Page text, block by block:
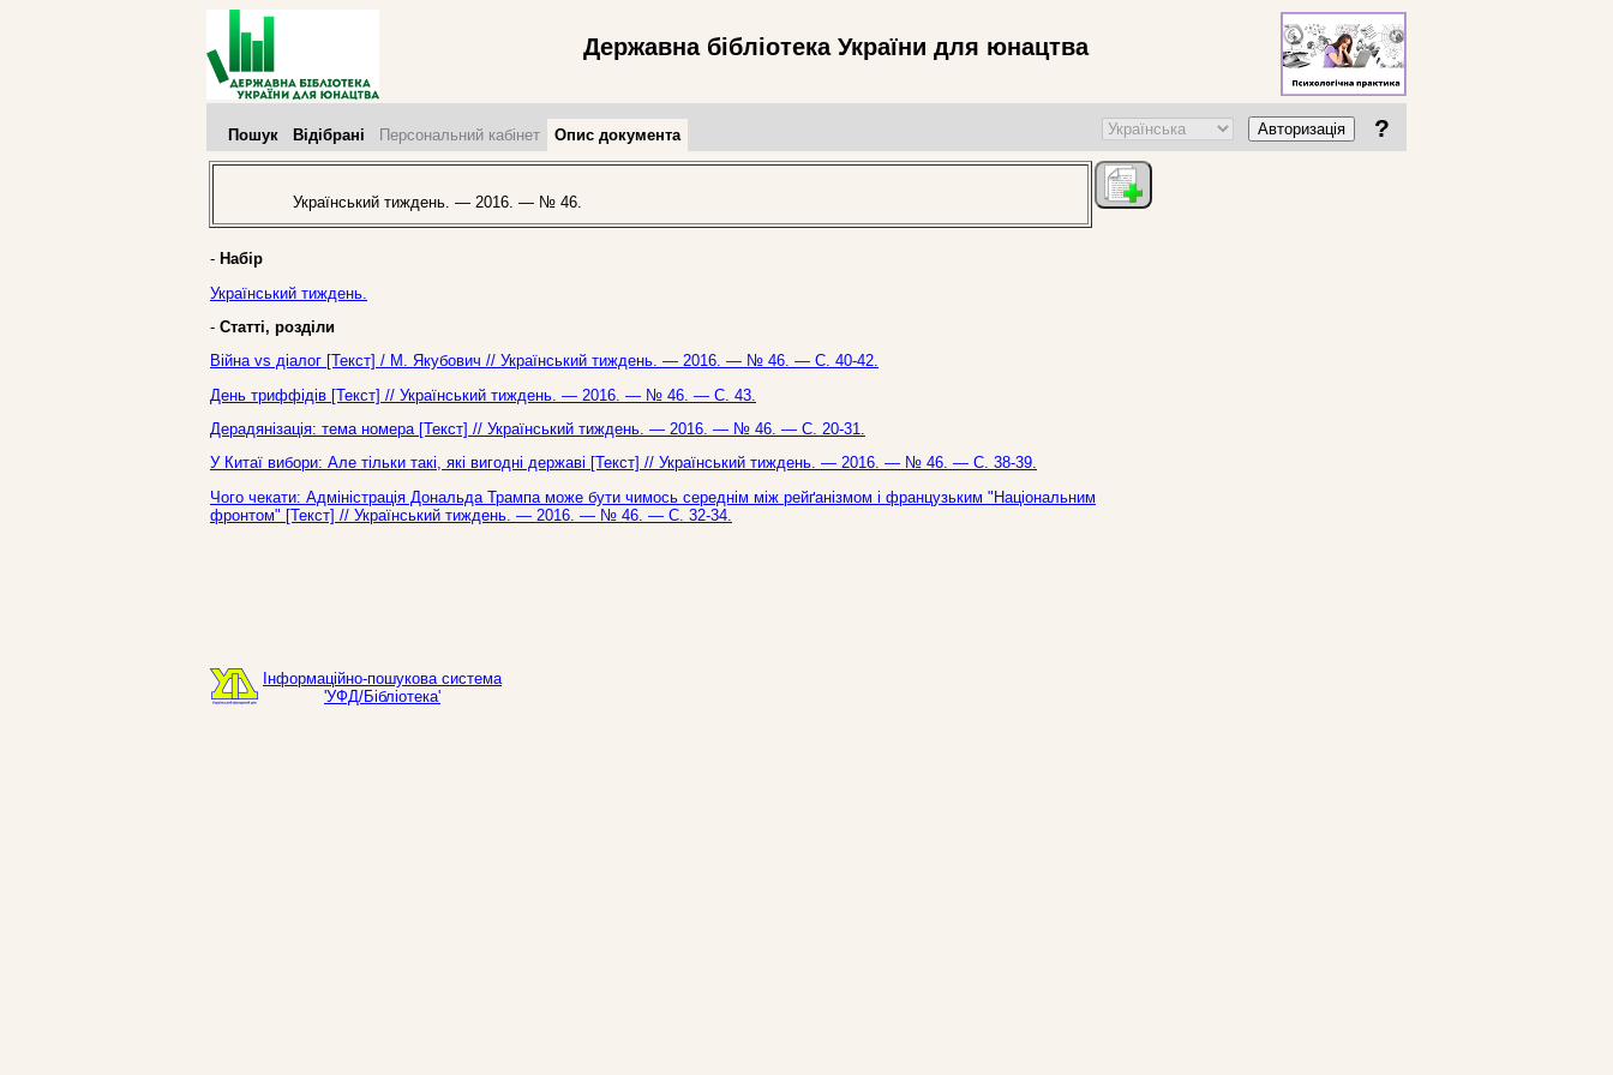
Державна бібліотека України для юнацтва
Пошук Відібрані Персональний кабінет Опис документа Авторизація ?
Український тиждень. — 2016. — № 46.
- Набір
Український тиждень.
- Статті, розділи
Війна vs діалог [Текст] / М. Якубович // Український тиждень. — 2016. — № 46. — С. 40-42.
День триффідів [Текст] // Український тиждень. — 2016. — № 46. — С. 43.
Дерадянізація: тема номера [Текст] // Український тиждень. — 2016. — № 46. — С. 20-31.
У Китаї вибори: Але тільки такі, які вигодні державі [Текст] // Український тиждень. — 2016. — № 46. — С. 38-39.
Чого чекати: Адміністрація Дональда Трампа може бути чимось середнім між рейґанізмом і французьким "Національним
фронтом" [Текст] // Український тиждень. — 2016. — № 46. — С. 32-34.
Інформаційно-пошукова система
'УФД/Бібліотека'